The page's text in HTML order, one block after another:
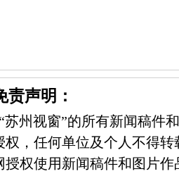
声明：
苏州视窗”的所有新闻稿件
权，任何单位及个人不得
授权使用新闻稿件和图片